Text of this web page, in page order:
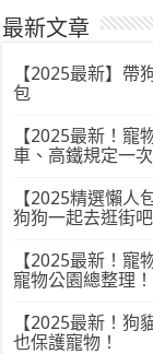
最新文章
【2025最新】
包
【2025最新！寵
車、高鐵規定一次
【2025精選懶
狗狗一起去逛街
【2025最新！
寵物公園總整理！
【2025最新！
也保護寵物！